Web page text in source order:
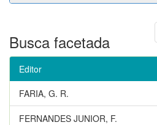
Busca facetada
Editor
FARIA, G. R.
FERNANDES JUNIOR, F.